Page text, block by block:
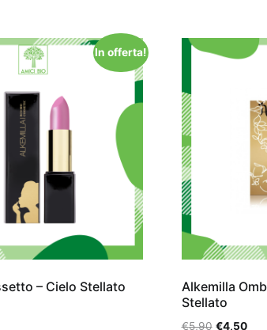
In offerta!
– Cielo Stellato
Alkemilla
Stellato
€5,90 €4,50